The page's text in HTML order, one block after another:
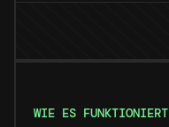
WIE ES FUNKTIONIERT